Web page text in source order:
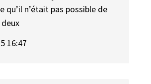
qu’il n’était pas possible de
16:47